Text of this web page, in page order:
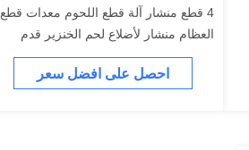
4 قطع منشار آلة قطع اللحوم معدات قطع
العظام منشار لأضلاع لحم الخنزير قدم
احصل على افضل سعر